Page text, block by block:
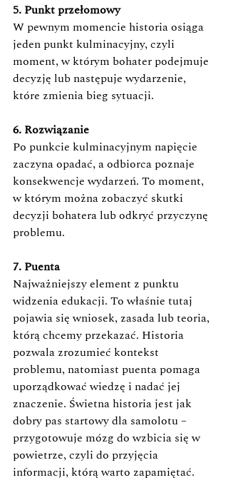
5. Punkt przełomowy
W pewnym momencie historia osiąga
jeden punkt kulminacyjny, czyli
moment, w którym bohater podejmuje
decyzję lub następuje wydarzenie,
które zmienia bieg sytuacji.
6. Rozwiązanie
Po punkcie kulminacyjnym napięcie
zaczyna opadać, a odbiorca poznaje
konsekwencje wydarzeń. To moment,
w którym można zobaczyć skutki
decyzji bohatera lub odkryć przyczynę
problemu.
7. Puenta
Najważniejszy element z punktu
widzenia edukacji. To właśnie tutaj
pojawia się wniosek, zasada lub teoria,
którą chcemy przekazać. Historia
pozwala zrozumieć kontekst
problemu, natomiast puenta pomaga
uporządkować wiedzę i nadać jej
znaczenie. Świetna historia jest jak
dobry pas startowy dla samolotu –
przygotowuje mózg do wzbicia się w
powietrze, czyli do przyjęcia
informacji, którą warto zapamiętać.